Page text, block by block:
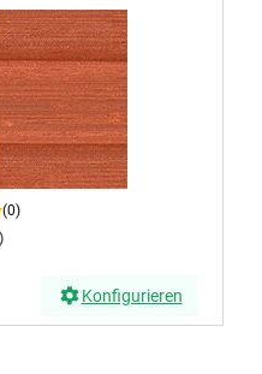
(0)
Konfigurieren